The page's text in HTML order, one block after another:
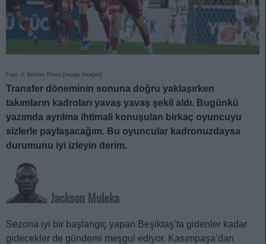
Foto: © Seskim Photo [Imago Images]
Transfer döneminin sonuna doğru yaklaşırken
takımların kadroları yavaş yavaş şekil aldı. Bugünkü
yazımda ayrılma ihtimali konuşulan birkaç oyuncuyu
sizlerle paylaşacağım. Bu oyuncular kadronuzdaysa
durumunu iyi izleyin derim.
Jackson Muleka
Sezona iyi bir başlangıç yapan Beşiktaş’ta gidenler kadar
gidecekler de gündemi meşgul ediyor. Kasımpaşa’dan